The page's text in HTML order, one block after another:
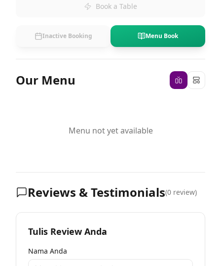
Book a Table
Inactive Booking Menu Book
Our Menu
Menu not yet available
Reviews & Testimonials(0 review)
Tulis Review Anda
Nama Anda